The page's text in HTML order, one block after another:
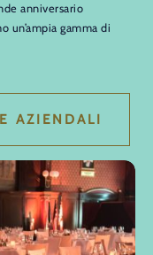
anniversario
gamma di
AZIENDALI